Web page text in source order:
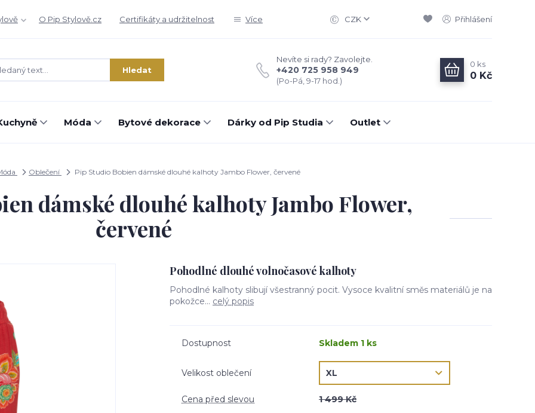
O Pip Stylově.cz Certifikáty a udržitelnost Více CZK Přihlášení
Hledat
Nevíte si rady? Zavolejte.
+420 725 958 949
(Po-Pá, 9-17 hod.)
0 ks
0 Kč
Móda Bytové dekorace Dárky od Pip Studia Outlet
Oblečení Pip Studio Bobien dámské dlouhé kalhoty Jambo Flower, červené
dámské dlouhé kalhoty Jambo Flower,
červené
Pohodlné dlouhé volnočasové kalhoty
Pohodlné kalhoty slibují všestranný pocit. Vysoce kvalitní směs materiálů je na
pokožce... celý popis
Dostupnost Skladem 1 ks
Velikost oblečení
Cena před slevou 1 499 Kč